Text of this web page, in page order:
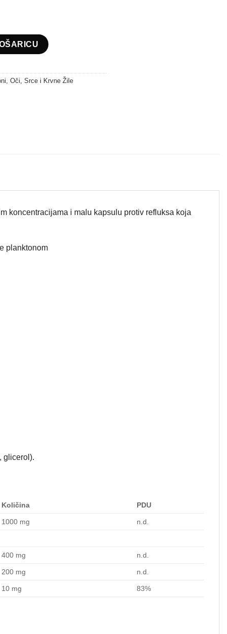
Oči Srce i Krvne Žile
koncentracijama i malu kapsulu protiv refluksa koja
planktonom
glicerol).
Količina PDU
1000 mg n.d.
400 mg n.d.
200 mg n.d.
10 mg 83%